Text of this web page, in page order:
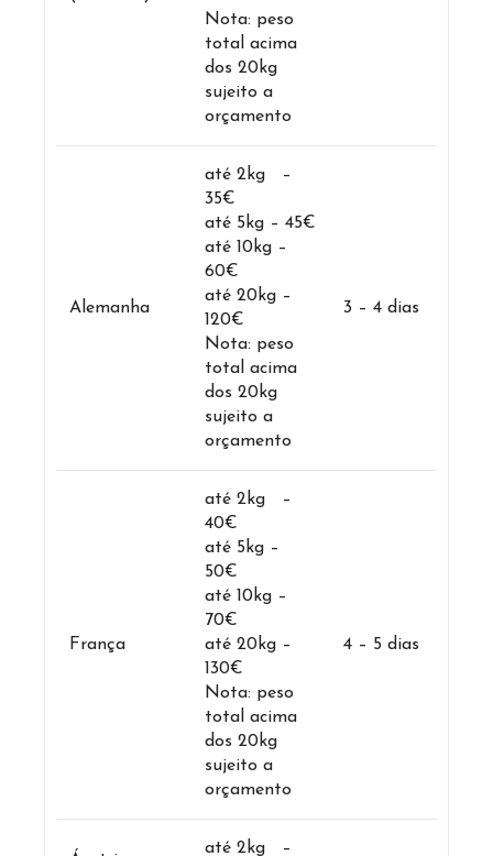
Nota: peso
total acima
dos 20kg
sujeito a
orçamento
Alemanha
até 2kg –
35€
até 5kg – 45€
até 10kg –
60€
até 20kg –
120€
Nota: peso
total acima
dos 20kg
sujeito a
orçamento
3 – 4 dias
França
até 2kg –
40€
até 5kg –
50€
até 10kg –
70€
até 20kg –
130€
Nota: peso
total acima
dos 20kg
sujeito a
orçamento
4 – 5 dias
até 2kg –